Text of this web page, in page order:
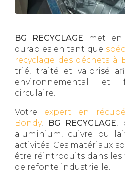
BG RECYCLAGE met en
durables en tant que
recyclage des déchets à
trié, traité et valorisé
environnemental et
circulaire.
Votre expert en
Bondy, BG RECYCLAGE,
aluminium, cuivre ou
activités. Ces matériaux
être réintroduits dans les
de refonte industrielle.